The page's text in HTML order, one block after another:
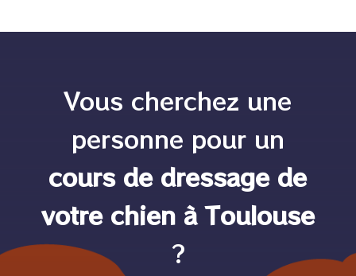
Vous cherchez une
personne pour un
cours de dressage de
votre chien à Toulouse
?